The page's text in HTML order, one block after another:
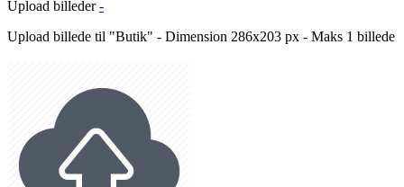
Upload billeder -
Upload billede til "Butik" - Dimension 286x203 px - Maks 1 billede